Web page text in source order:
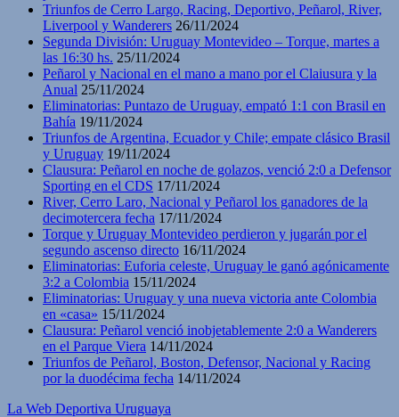
Triunfos de Cerro Largo, Racing, Deportivo, Peñarol, River,
Liverpool y Wanderers 26/11/2024
Segunda División: Uruguay Montevideo – Torque, martes a
las 16:30 hs. 25/11/2024
Peñarol y Nacional en el mano a mano por el Claiusura y la
Anual 25/11/2024
Eliminatorias: Puntazo de Uruguay, empató 1:1 con Brasil en
Bahía 19/11/2024
Triunfos de Argentina, Ecuador y Chile; empate clásico Brasil
y Uruguay 19/11/2024
Clausura: Peñarol en noche de golazos, venció 2:0 a Defensor
Sporting en el CDS 17/11/2024
River, Cerro Laro, Nacional y Peñarol los ganadores de la
decimotercera fecha 17/11/2024
Torque y Uruguay Montevideo perdieron y jugarán por el
segundo ascenso directo 16/11/2024
Eliminatorias: Euforia celeste, Uruguay le ganó agónicamente
3:2 a Colombia 15/11/2024
Eliminatorias: Uruguay y una nueva victoria ante Colombia
en «casa» 15/11/2024
Clausura: Peñarol venció inobjetablemente 2:0 a Wanderers
en el Parque Viera 14/11/2024
Triunfos de Peñarol, Boston, Defensor, Nacional y Racing
por la duodécima fecha 14/11/2024
La Web Deportiva Uruguaya